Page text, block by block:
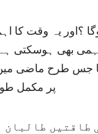
؟اور یہ وقت کا
جس طرح ماضی
پر مکمل
طاقتیں طالبان